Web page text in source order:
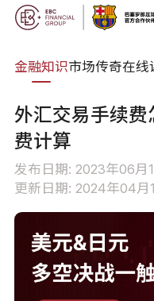
金融知识市场传奇在线
外汇交易手续
费计算
发布日期: 2023年06月
更新日期: 2024年04月